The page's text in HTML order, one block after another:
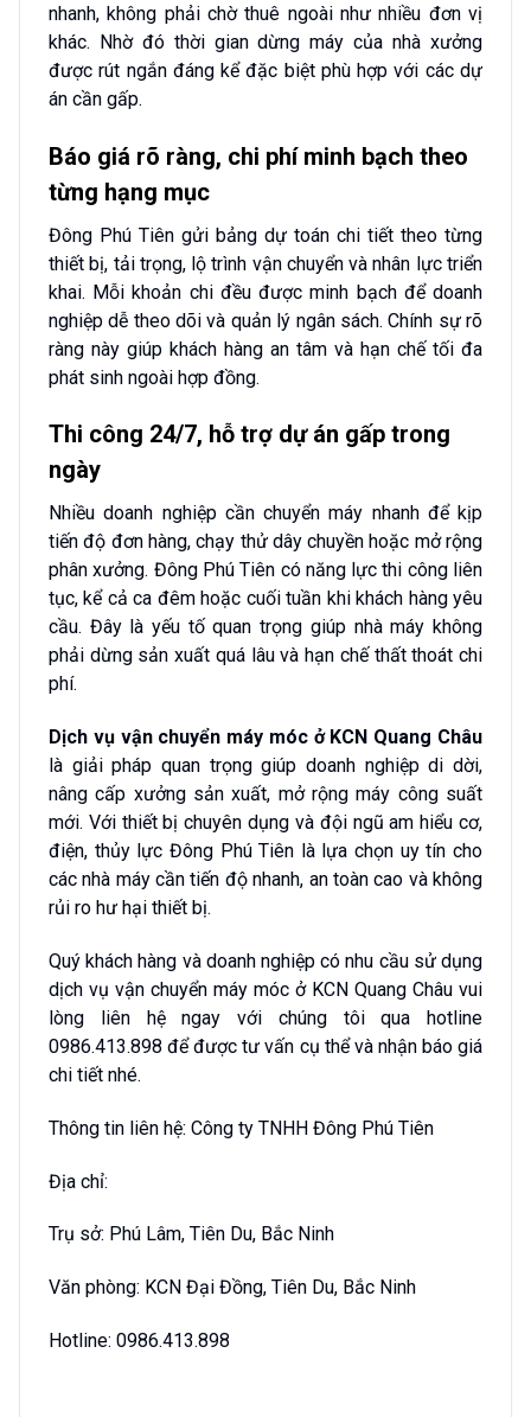
nhanh, không phải chờ thuê ngoài như nhiều đơn vị
khác. Nhờ đó thời gian dừng máy của nhà xưởng
được rút ngắn đáng kể đặc biệt phù hợp với các dự
án cần gấp.
Báo giá rõ ràng, chi phí minh bạch theo
từng hạng mục
Đông Phú Tiên gửi bảng dự toán chi tiết theo từng
thiết bị, tải trọng, lộ trình vận chuyển và nhân lực triển
khai. Mỗi khoản chi đều được minh bạch để doanh
nghiệp dễ theo dõi và quản lý ngân sách. Chính sự rõ
ràng này giúp khách hàng an tâm và hạn chế tối đa
phát sinh ngoài hợp đồng.
Thi công 24/7, hỗ trợ dự án gấp trong
ngày
Nhiều doanh nghiệp cần chuyển máy nhanh để kịp
tiến độ đơn hàng, chạy thử dây chuyền hoặc mở rộng
phân xưởng. Đông Phú Tiên có năng lực thi công liên
tục, kể cả ca đêm hoặc cuối tuần khi khách hàng yêu
cầu. Đây là yếu tố quan trọng giúp nhà máy không
phải dừng sản xuất quá lâu và hạn chế thất thoát chi
phí.
Dịch vụ vận chuyển máy móc ở KCN Quang Châu
là giải pháp quan trọng giúp doanh nghiệp di dời,
nâng cấp xưởng sản xuất, mở rộng máy công suất
mới. Với thiết bị chuyên dụng và đội ngũ am hiểu cơ,
điện, thủy lực Đông Phú Tiên là lựa chọn uy tín cho
các nhà máy cần tiến độ nhanh, an toàn cao và không
rủi ro hư hại thiết bị.
Quý khách hàng và doanh nghiệp có nhu cầu sử dụng
dịch vụ vận chuyển máy móc ở KCN Quang Châu vui
lòng liên hệ ngay với chúng tôi qua hotline
0986.413.898 để được tư vấn cụ thể và nhận báo giá
chi tiết nhé.
Thông tin liên hệ: Công ty TNHH Đông Phú Tiên
Địa chỉ:
Trụ sở: Phú Lâm, Tiên Du, Bắc Ninh
Văn phòng: KCN Đại Đồng, Tiên Du, Bắc Ninh
Hotline: 0986.413.898